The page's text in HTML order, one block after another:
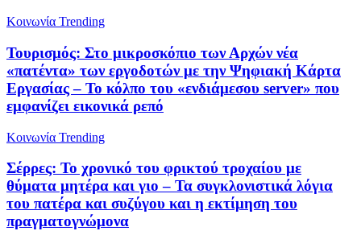
Κοινωνία Trending
Τουρισμός: Στο μικροσκόπιο των Αρχών νέα
«πατέντα» των εργοδοτών με την Ψηφιακή Κάρτα
Εργασίας – Το κόλπο του «ενδιάμεσου server» που
εμφανίζει εικονικά ρεπό
Κοινωνία Trending
Σέρρες: Το χρονικό του φρικτού τροχαίου με
θύματα μητέρα και γιο – Τα συγκλονιστικά λόγια
του πατέρα και συζύγου και η εκτίμηση του
πραγματογνώμονα